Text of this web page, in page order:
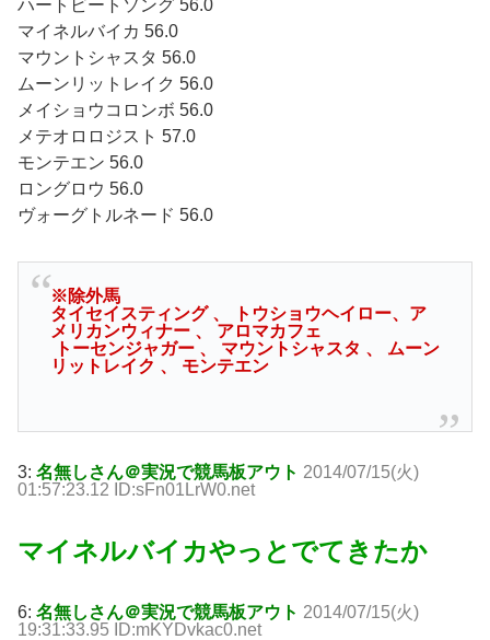
ハートビートソング 56.0
マイネルバイカ 56.0
マウントシャスタ 56.0
ムーンリットレイク 56.0
メイショウコロンボ 56.0
メテオロロジスト 57.0
モンテエン 56.0
ロングロウ 56.0
ヴォーグトルネード 56.0
※除外馬
タイセイスティング 、 トウショウヘイロー、ア
メリカンウィナー 、 アロマカフェ
トーセンジャガー 、 マウントシャスタ 、 ムーン
リットレイク 、 モンテエン
3: 名無しさん＠実況で競馬板アウト 2014/07/15(火)
01:57:23.12 ID:sFn01LrW0.net
マイネルバイカやっとでてきたか
6: 名無しさん＠実況で競馬板アウト 2014/07/15(火)
19:31:33.95 ID:mKYDvkac0.net